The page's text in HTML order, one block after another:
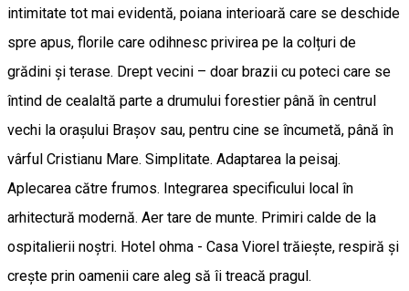
intimitate tot mai evidentă, poiana interioară care se deschide
spre apus, florile care odihnesc privirea pe la colțuri de
grădini și terase. Drept vecini – doar brazii cu poteci care se
întind de cealaltă parte a drumului forestier până în centrul
vechi la orașului Brașov sau, pentru cine se încumetă, până în
vârful Cristianu Mare. Simplitate. Adaptarea la peisaj.
Aplecarea către frumos. Integrarea specificului local în
arhitectură modernă. Aer tare de munte. Primiri calde de la
ospitalierii noștri. Hotel ohma - Casa Viorel trăiește, respiră și
crește prin oamenii care aleg să îi treacă pragul.